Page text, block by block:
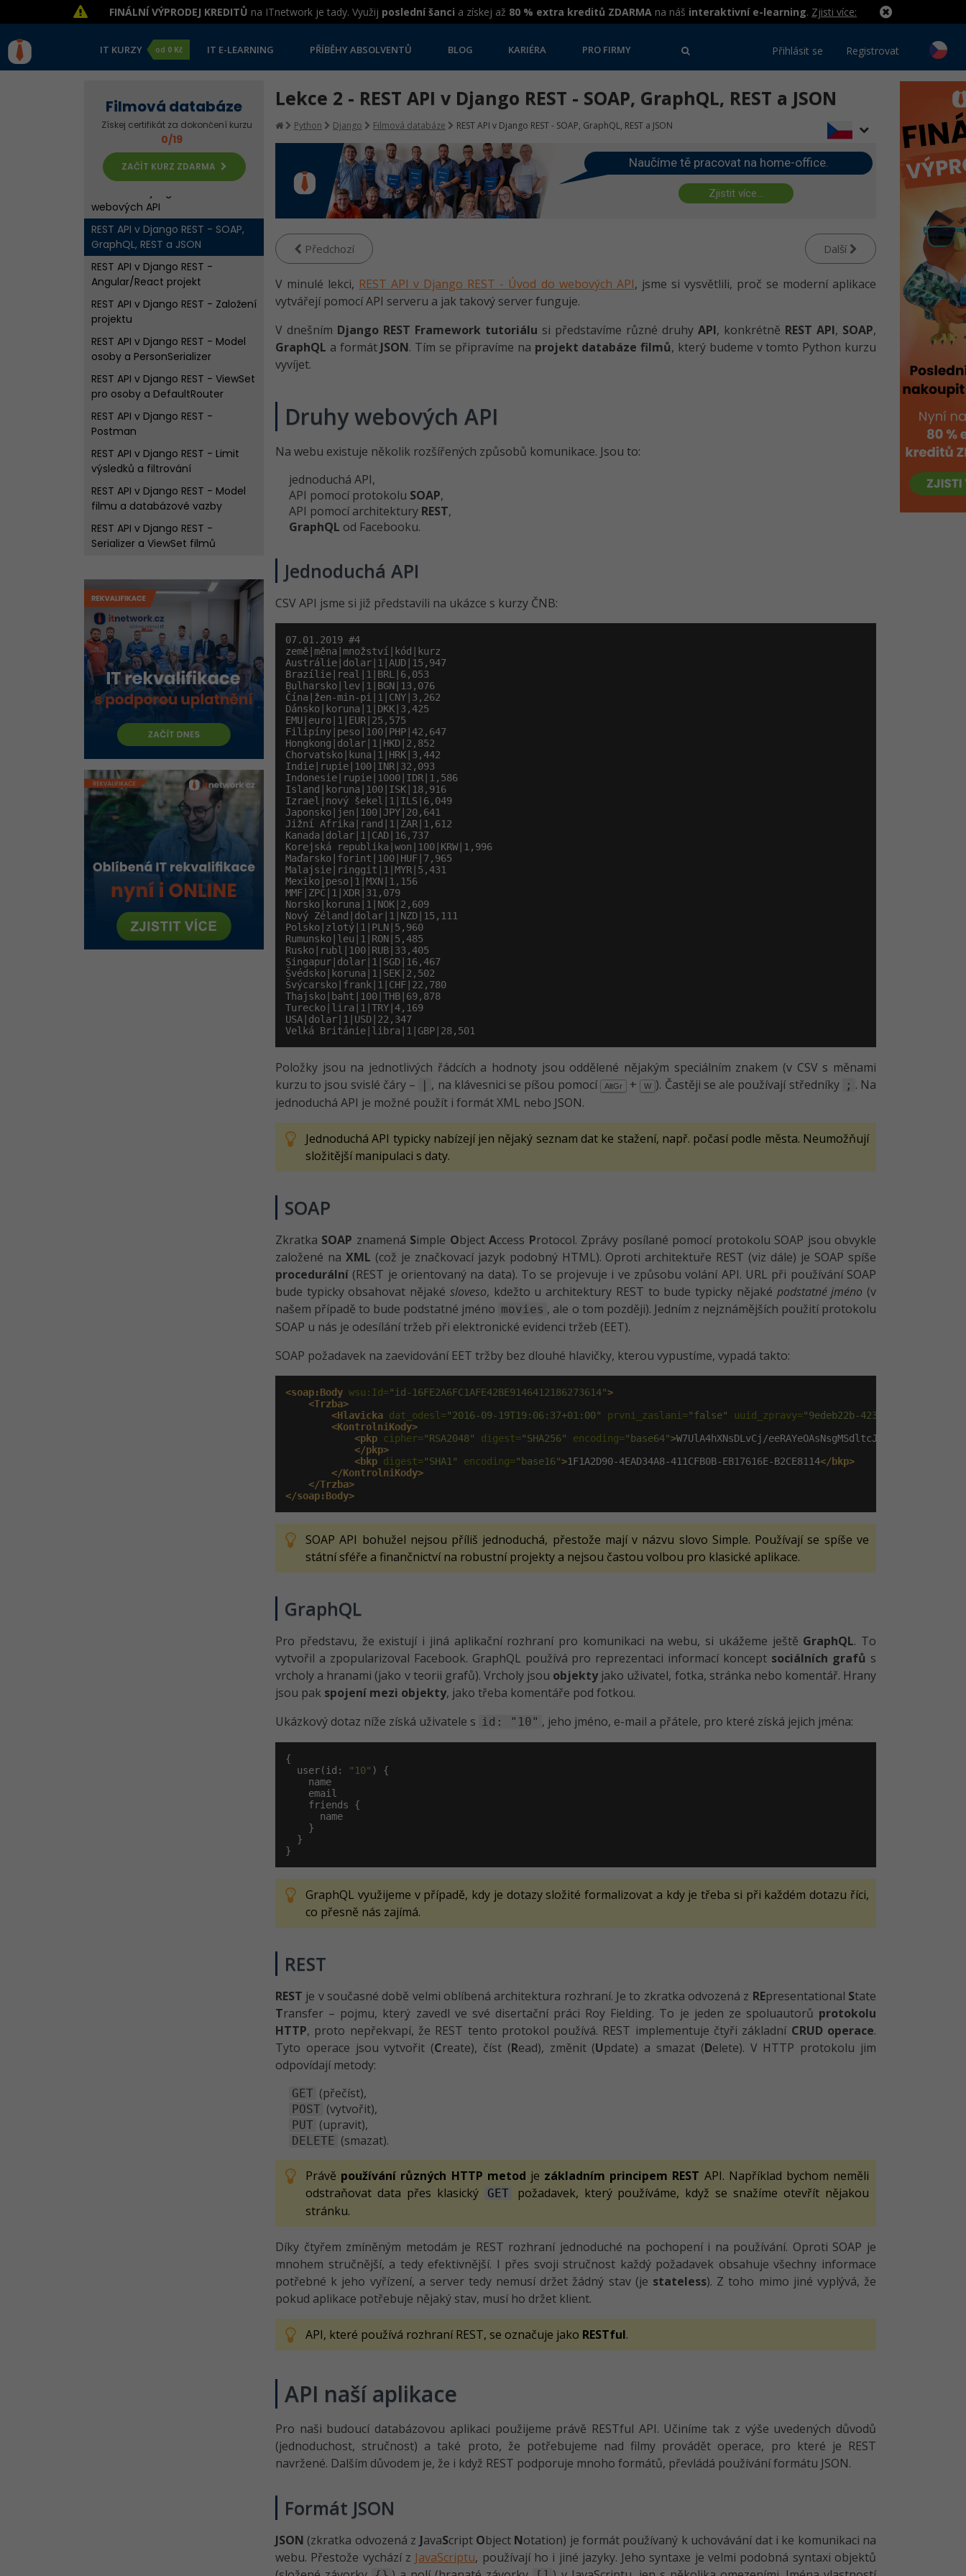
FINÁLNÍ VÝPRODEJ KREDITŮ na ITnetwork je tady. Využij poslední šanci a získej až 80 % extra kreditů ZDARMA na náš interaktivní e-learning. Zjisti více:
IT KURZY od 0 Kč IT E-LEARNING PŘÍBĚHY ABSOLVENTŮ BLOG KARIÉRA PRO FIRMY Přihlásit se Registrovat
Filmová databáze
Získej certifikát za dokončení kurzu
0/19
ZAČÍT KURZ ZDARMA
webových API
REST API v Django REST - SOAP,
GraphQL, REST a JSON
REST API v Django REST -
Angular/React projekt
REST API v Django REST - Založení
projektu
REST API v Django REST - Model
osoby a PersonSerializer
REST API v Django REST - ViewSet
pro osoby a DefaultRouter
REST API v Django REST -
Postman
REST API v Django REST - Limit
výsledků a filtrování
REST API v Django REST - Model
filmu a databázové vazby
REST API v Django REST -
Serializer a ViewSet filmů
Filtrování filmů
REST API v Django REST -
Ukládání hesel
REST API v Django REST -
Autentizace a autorizace
REST API v Django REST - Model
uživatele
Registrace a přihlášení
Oprávnění a práce s klientem
REST API v Django REST - Profily
prostředí a přepínání
REST API v Django REST -
Environment a testování
Kvíz - REST API v Django REST
Lekce 2 - REST API v Django REST - SOAP, GraphQL, REST a JSON
Python Django Filmová databáze REST API v Django REST - SOAP, GraphQL, REST a JSON
Naučíme tě pracovat na home-office.
Zjistit více...
Předchozí Další
V minulé lekci, REST API v Django REST - Úvod do webových API, jsme si vysvětlili, proč se moderní aplikace
vytvářejí pomocí API serveru a jak takový server funguje.
V dnešním Django REST Framework tutoriálu si představíme různé druhy API, konkrétně REST API, SOAP,
GraphQL a formát JSON. Tím se připravíme na projekt databáze filmů, který budeme v tomto Python kurzu
vyvíjet.
Druhy webových API
Na webu existuje několik rozšířených způsobů komunikace. Jsou to:
jednoduchá API,
API pomocí protokolu SOAP,
API pomocí architektury REST,
GraphQL od Facebooku.
Jednoduchá API
CSV API jsme si již představili na ukázce s kurzy ČNB:
07.01.2019 #4
země|měna|množství|kód|kurz
Austrálie|dolar|1|AUD|15,947
Brazílie|real|1|BRL|6,053
Bulharsko|lev|1|BGN|13,076
Čína|žen-min-pi|1|CNY|3,262
Dánsko|koruna|1|DKK|3,425
EMU|euro|1|EUR|25,575
Filipíny|peso|100|PHP|42,647
Hongkong|dolar|1|HKD|2,852
Chorvatsko|kuna|1|HRK|3,442
Indie|rupie|100|INR|32,093
Indonesie|rupie|1000|IDR|1,586
Island|koruna|100|ISK|18,916
Izrael|nový šekel|1|ILS|6,049
Japonsko|jen|100|JPY|20,641
Jižní Afrika|rand|1|ZAR|1,612
Kanada|dolar|1|CAD|16,737
Korejská republika|won|100|KRW|1,996
Maďarsko|forint|100|HUF|7,965
Malajsie|ringgit|1|MYR|5,431
Mexiko|peso|1|MXN|1,156
MMF|ZPČ|1|XDR|31,079
Norsko|koruna|1|NOK|2,609
Nový Zéland|dolar|1|NZD|15,111
Polsko|zlotý|1|PLN|5,960
Rumunsko|leu|1|RON|5,485
Rusko|rubl|100|RUB|33,405
Singapur|dolar|1|SGD|16,467
Švédsko|koruna|1|SEK|2,502
Švýcarsko|frank|1|CHF|22,780
Thajsko|baht|100|THB|69,878
Turecko|lira|1|TRY|4,169
USA|dolar|1|USD|22,347
Velká Británie|libra|1|GBP|28,501
Položky jsou na jednotlivých řádcích a hodnoty jsou oddělené nějakým speciálním znakem (v CSV s měnami
kurzu to jsou svislé čáry –
| , na klávesnici se píšou pomocí AltGr + W ). Častěji se ale používají středníky ; . Na
jednoduchá API je možné použít i formát XML nebo JSON.
Jednoduchá API typicky nabízejí jen nějaký seznam dat ke stažení, např. počasí podle města. Neumožňují
složitější manipulaci s daty.
SOAP
Zkratka SOAP znamená Simple ObjectAccess Protocol. Zprávy posílané pomocí protokolu SOAP jsou obvykle
založené na XML (což je značkovací jazyk podobný HTML). Oproti architektuře REST (viz dále) je SOAP spíše
procedurální (REST je orientovaný na data). To se projevuje i ve způsobu volání API. URL při používání SOAP
bude typicky obsahovat nějaké sloveso, kdežto u architektury REST to bude typicky nějaké podstatné jméno (v
našem případě to bude podstatné jméno movies , ale o tom později). Jedním z nejznámějších použití protokolu
SOAP u nás je odesílání tržeb při elektronické evidenci tržeb (EET).
SOAP požadavek na zaevidování EET tržby bez dlouhé hlavičky, kterou vypustíme, vypadá takto:
<soap:Body wsu:Id="id-16FE2A6FC1AFE42BE9146412186273614">
<Trzba>
<Hlavicka dat_odesl="2016-09-19T19:06:37+01:00" prvni_zaslani="false" uuid_zpravy="9edeb22b-4234-4047-869c-
<KontrolniKody>
<pkp cipher="RSA2048" digest="SHA256" encoding="base64">W7UlA4hXNsDLvCj/
</pkp>
<bkp digest="SHA1" encoding="base16">1F1A2D90-4EAD34A8-411CFB0B-EB17616E-B2CE8114</bkp>
</KontrolniKody>
</Trzba>
</soap:Body>
SOAP API bohužel nejsou příliš jednoduchá, přestože mají v názvu slovo Simple. Používají se spíše ve
státní sféře a finančnictví na robustní projekty a nejsou častou volbou pro klasické aplikace.
GraphQL
Pro představu, že existují i jiná aplikační rozhraní pro komunikaci na webu, si ukážeme ještě GraphQL. To
vytvořil a zpopularizoval Facebook. GraphQL používá pro reprezentaci informací koncept sociálních grafů s
vrcholy a hranami (jako v teorii grafů). Vrcholy jsou objektyjako uživatel, fotka, stránka nebo komentář. Hrany
jsou pak spojení mezi objekty, jako třeba komentáře pod fotkou.
Ukázkový dotaz níže získá uživatele s id: "10" , jeho jméno, e-mail a přátele, pro které získá jejich jména:
{
  user(id:
"10" ) {
    name
    email
    friends {
      name
    }
  }
}
GraphQL využijeme v případě, kdy je dotazy složité formalizovat a kdy je třeba si při každém dotazu říci,
co přesně nás zajímá.
REST
REST je v současné době velmi oblíbená architektura rozhraní. Je to zkratka odvozená z REpresentational State
Transfer – pojmu, který zavedl ve své disertační práci Roy Fielding. To je jeden ze spoluautorů protokolu
HTTP, proto nepřekvapí, že REST tento protokol používá. REST implementuje čtyři základní CRUD operace.
Tyto operace jsou vytvořit (Create), číst (Read), změnit (Update) a smazat (Delete). V HTTP protokolu jim
odpovídají metody:
GET (přečíst),
POST (vytvořit),
PUT (upravit),
DELETE (smazat).
Právě používání různých HTTP metod je základním principem REST API. Například bychom neměli
odstraňovat data přes klasický
GET
požadavek, který používáme, když se snažíme otevřít nějakou
stránku.
Díky čtyřem zmíněným metodám je REST rozhraní jednoduché na pochopení i na používání. Oproti SOAP je
mnohem stručnější, a tedy efektivnější. I přes svoji stručnost každý požadavek obsahuje všechny informace
potřebné k jeho vyřízení, a server tedy nemusí držet žádný stav (je stateless). Z toho mimo jiné vyplývá, že
pokud aplikace potřebuje nějaký stav, musí ho držet klient.
API, které používá rozhraní REST, se označuje jako RESTful.
API naší aplikace
Pro naši budoucí databázovou aplikaci použijeme právě RESTful API. Učiníme tak z výše uvedených důvodů
(jednoduchost, stručnost) a také proto, že potřebujeme nad filmy provádět operace, pro které je REST
navržené. Dalším důvodem je, že i když REST podporuje mnoho formátů, převládá používání formátu JSON.
Formát JSON
JSON (zkratka odvozená z JavaScript Object Notation) je formát používaný k uchovávání dat i ke komunikaci na
webu. Přestože vychází z JavaScriptu, používají ho i jiné jazyky. Jeho syntaxe je velmi podobná syntaxi objektů